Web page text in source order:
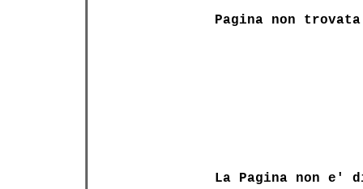
Pagina non trovata
La Pagina non e'